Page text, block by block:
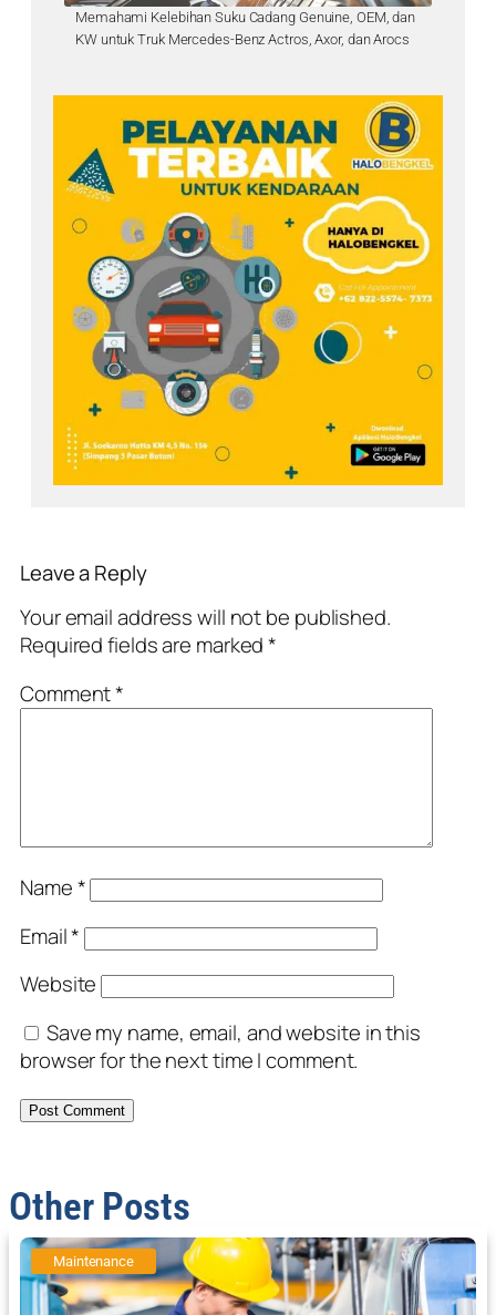
Memahami Kelebihan Suku Cadang Genuine, OEM, dan
KW untuk Truk Mercedes-Benz Actros, Axor, dan Arocs
Leave a Reply
Your email address will not be published.
Required fields are marked*
Comment*
Name*
Email*
Website
Save my name, email, and website in this
browser for the next time I comment.
Other Posts
Maintenance